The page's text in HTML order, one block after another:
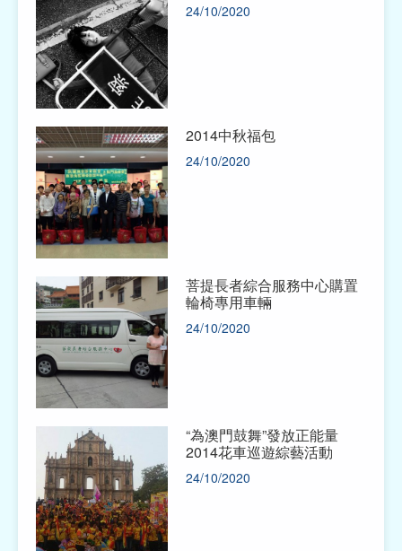
24/10/2020
2014中秋福包
24/10/2020
菩提長者綜合服務中心購置
輪椅專用車輛
24/10/2020
“為澳門鼓舞”發放正能量
2014花車巡遊綜藝活動
24/10/2020